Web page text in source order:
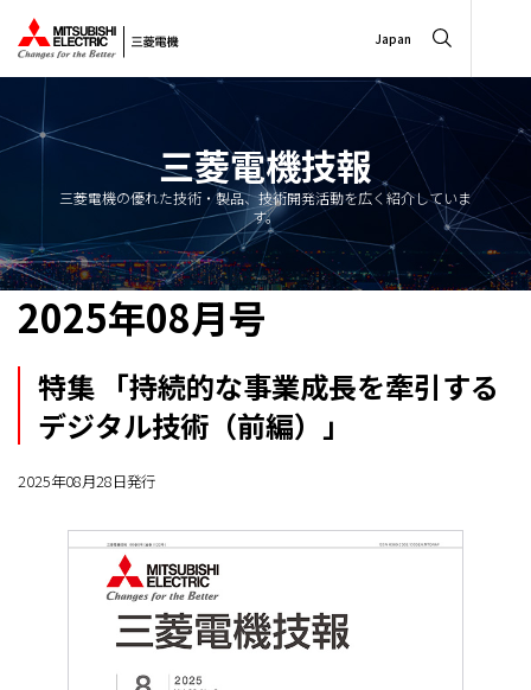
Japan
三菱電機技報
三菱電機の優れた技術・製品、技術開発活動を広く紹介していま
す。
2025年08月号
特集 「持続的な事業成長を牽引する
デジタル技術（前編）」
2025年08月28日発行